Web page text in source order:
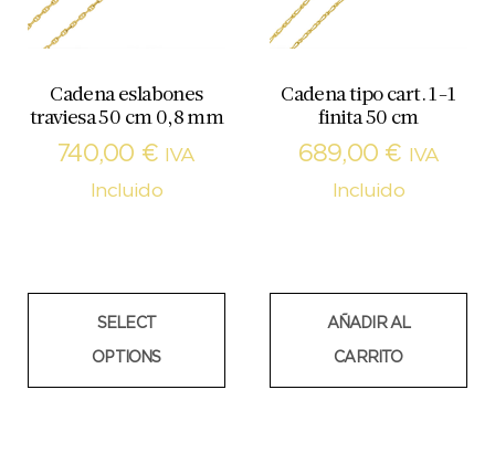
Cadena eslabones
traviesa 50 cm 0,8 mm
740,00 €
IVA
Incluido
SELECT
OPTIONS
Cadena tipo cart. 1-1
finita 50 cm
689,00 €
IVA
Incluido
AÑADIR AL
CARRITO